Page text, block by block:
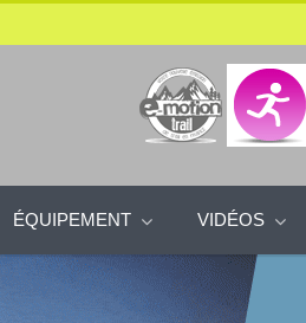
ÉQUIPEMENT VIDÉOS